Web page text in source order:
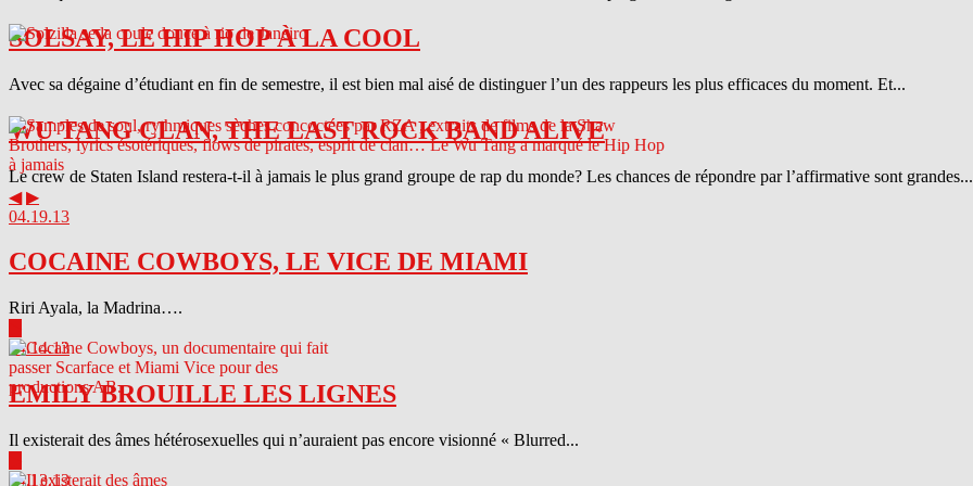
SOLSAY, LE HIP HOP À LA COOL
Avec sa dégaine d’étudiant en fin de semestre, il est bien mal aisé de distinguer l’un des rappeurs les plus efficaces du moment. Et...
WU TANG CLAN, THE LAST ROCK BAND ALIVE
Le crew de Staten Island restera-t-il à jamais le plus grand groupe de rap du monde? Les chances de répondre par l’affirmative sont
◀ ▶
04.19.13
COCAINE COWBOYS, LE VICE DE MIAMI
Riri Ayala, la Madrina….
04.14.13
EMILY BROUILLE LES LIGNES
Il existerait des âmes hétérosexuelles qui n’auraient pas encore visionné « Blurred...
04.13.13